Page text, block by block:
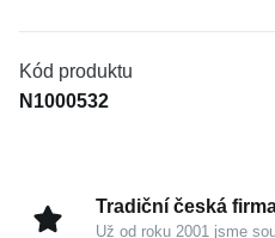
Kód produktu
N1000532
Tradiční česká
Už od roku 2001 jsme